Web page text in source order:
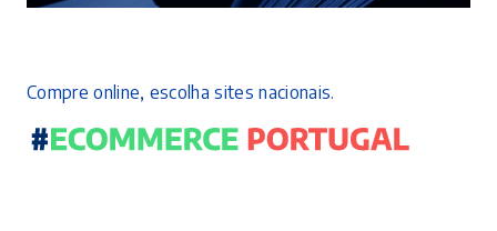
Compre online, escolha sites nacionais.